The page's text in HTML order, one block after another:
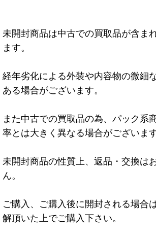
未開封商品は中古での買取品が含ま
ます。
経年劣化による外装や内容物の微細
ある場合がございます。
また中古での買取品の為、パック系
率とは大きく異なる場合がございます
未開封商品の性質上、返品・交換は
ん。
ご購入、ご購入後に開封される場合
解頂いた上でご購入下さい。